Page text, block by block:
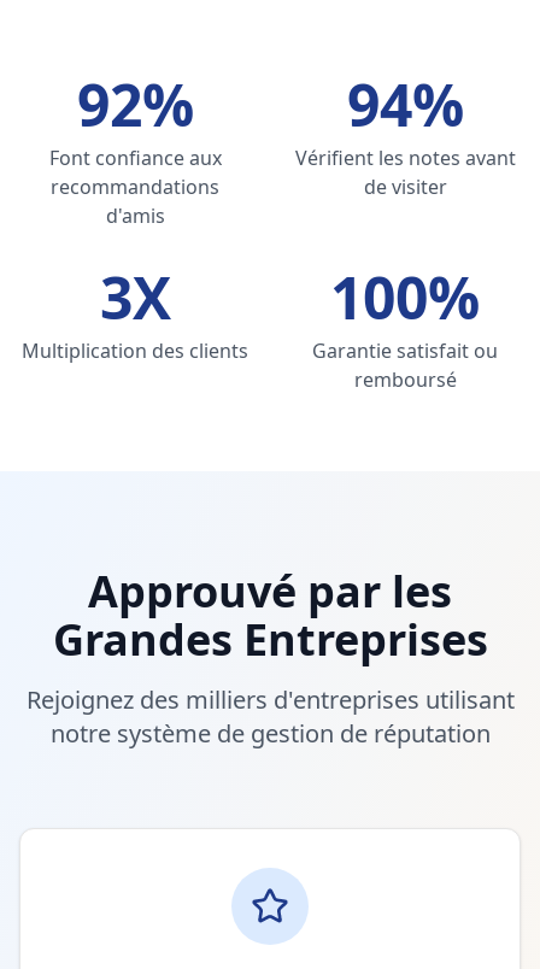
92%
Font confiance aux
recommandations
d'amis
94%
Vérifient les notes avant
de visiter
3X
Multiplication des clients
100%
Garantie satisfait ou
remboursé
Approuvé par les
Grandes Entreprises
Rejoignez des milliers d'entreprises utilisant
notre système de gestion de réputation